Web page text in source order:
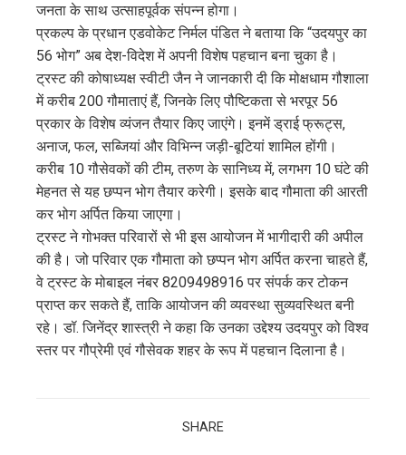
जनता के साथ उत्साहपूर्वक संपन्न होगा।
प्रकल्प के प्रधान एडवोकेट निर्मल पंडित ने बताया कि “उदयपुर का
56 भोग” अब देश-विदेश में अपनी विशेष पहचान बना चुका है।
ट्रस्ट की कोषाध्यक्ष स्वीटी जैन ने जानकारी दी कि मोक्षधाम गौशाला
में करीब 200 गौमाताएं हैं, जिनके लिए पौष्टिकता से भरपूर 56
प्रकार के विशेष व्यंजन तैयार किए जाएंगे। इनमें ड्राई फ्रूट्स,
अनाज, फल, सब्जियां और विभिन्न जड़ी-बूटियां शामिल होंगी।
करीब 10 गौसेवकों की टीम, तरुण के सानिध्य में, लगभग 10 घंटे की
मेहनत से यह छप्पन भोग तैयार करेगी। इसके बाद गौमाता की आरती
कर भोग अर्पित किया जाएगा।
ट्रस्ट ने गोभक्त परिवारों से भी इस आयोजन में भागीदारी की अपील
की है। जो परिवार एक गौमाता को छप्पन भोग अर्पित करना चाहते हैं,
वे ट्रस्ट के मोबाइल नंबर 8209498916 पर संपर्क कर टोकन
प्राप्त कर सकते हैं, ताकि आयोजन की व्यवस्था सुव्यवस्थित बनी
रहे। डॉ. जिनेंद्र शास्त्री ने कहा कि उनका उद्देश्य उदयपुर को विश्व
स्तर पर गौप्रेमी एवं गौसेवक शहर के रूप में पहचान दिलाना है।
SHARE